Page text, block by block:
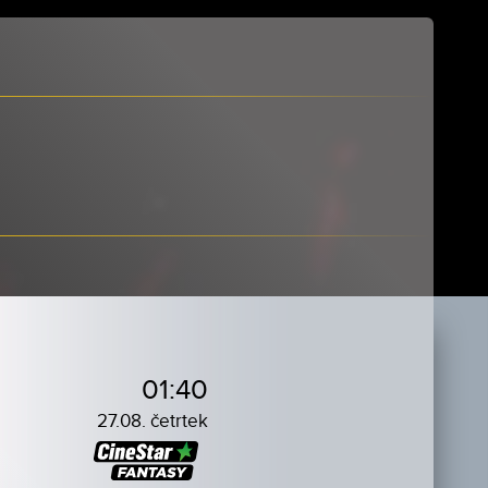
01:40
27.08. četrtek